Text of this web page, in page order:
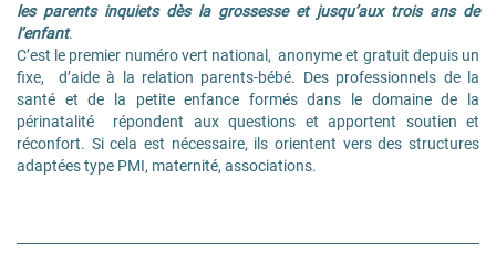
les parents inquiets dès la grossesse et jusqu’aux trois ans de
l’enfant.
C’est le premier numéro vert national, anonyme et gratuit depuis un
fixe, d’aide à la relation parents-bébé. Des professionnels de la
santé et de la petite enfance formés dans le domaine de la
périnatalité répondent aux questions et apportent soutien et
réconfort. Si cela est nécessaire, ils orientent vers des structures
adaptées type PMI, maternité, associations.